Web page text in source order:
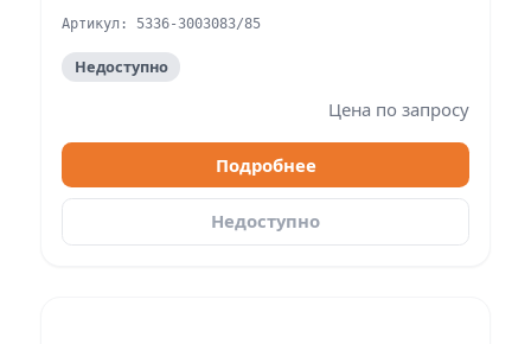
Артикул: 5336-3003083/85
Недоступно
Цена по запросу
Подробнее
Недоступно